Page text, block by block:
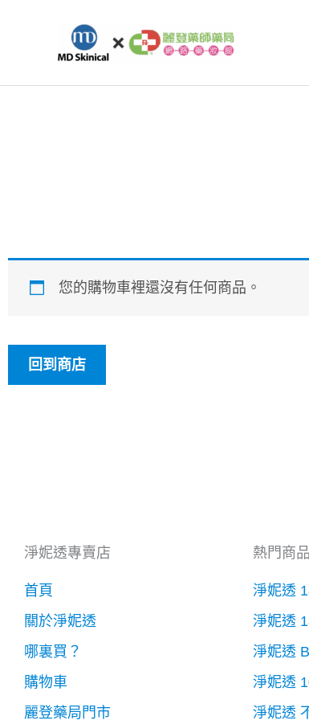
您的購物車裡還沒有任何商品。
回到商店
淨妮透專賣店
首頁
關於淨妮透
哪裏買？
購物車
麗登藥局門市
熱門商品
淨妮透
淨妮透
淨妮透
淨妮透
淨妮透